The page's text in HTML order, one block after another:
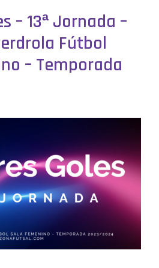
– 13ª Jornada –
Fútbol
– Temporada